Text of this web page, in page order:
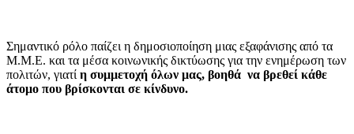
Σημαντικό ρόλο παίζει η δημοσιοποίηση μιας εξαφάνισης από τα
Μ.Μ.Ε. και τα μέσα κοινωνικής δικτύωσης για την ενημέρωση των
πολιτών, γιατί η συμμετοχή όλων μας, βοηθά να βρεθεί κάθε
άτομο που βρίσκονται σε κίνδυνο.